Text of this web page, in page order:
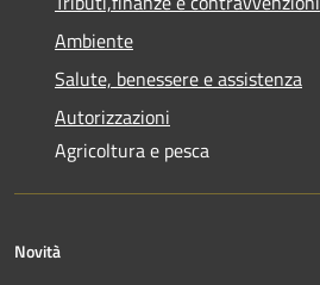
Ambiente
Salute, benessere e assistenza
Autorizzazioni
Agricoltura e pesca
Novità